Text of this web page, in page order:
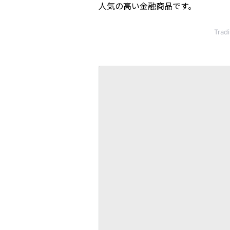
人気の高い金融商品です。